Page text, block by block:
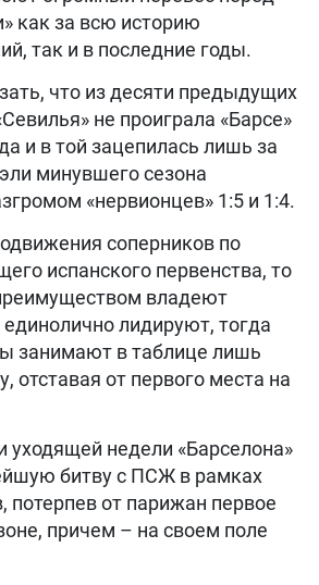
как за всю историю
так и в последние годы.
что из десяти предыдущих
не проиграла «Барсе»
и в той зацепилась лишь за
минувшего сезона
«нервионцев» 1:5 и 1:4.
соперников по
испанского первенства, то
владеют
лидируют, тогда
занимают в таблице лишь
отставая от первого места на
уходящей недели «Барселона»
битву с ПСЖ в рамках
потерпев от парижан первое
причем – на своем поле